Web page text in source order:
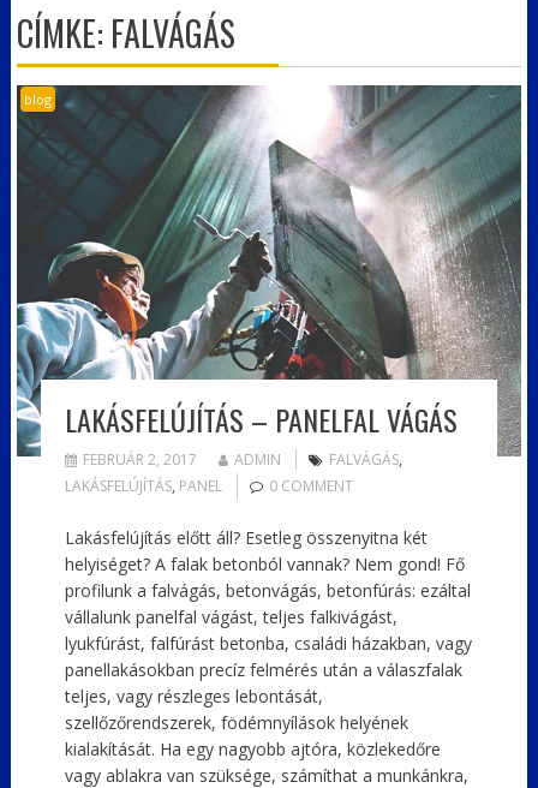
CÍMKE: FALVÁGÁS
blog
LAKÁSFELÚJÍTÁS – PANELFAL VÁGÁS
FEBRUÁR 2, 2017 ADMIN FALVÁGÁS,
LAKÁSFELÚJÍTÁS, PANEL 0 COMMENT
Lakásfelújítás előtt áll? Esetleg összenyitna két
helyiséget? A falak betonból vannak? Nem gond! Fő
profilunk a falvágás, betonvágás, betonfúrás: ezáltal
vállalunk panelfal vágást, teljes falkivágást,
lyukfúrást, falfúrást betonba, családi házakban, vagy
panellakásokban precíz felmérés után a válaszfalak
teljes, vagy részleges lebontását,
szellőzőrendszerek, födémnyílások helyének
kialakítását. Ha egy nagyobb ajtóra, közlekedőre
vagy ablakra van szüksége, számíthat a munkánkra,